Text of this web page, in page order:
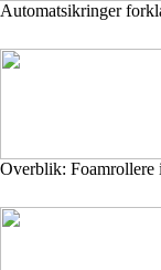
Automatsikringer
Overblik: Foamrollere